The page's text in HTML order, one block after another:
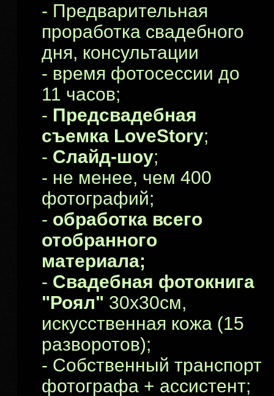
- Предварительная
проработка свадебного
дня, консультации
- время фотосессии до
11 часов;
- Предсвадебная
съемка LoveStory;
- Слайд-шоу;
- не менее, чем 400
фотографий;
- обработка всего
отобранного
материала;
- Свадебная фотокнига
"Роял" 30х30см,
искусственная кожа (15
разворотов);
- Собственный транспорт
фотографа + ассистент;